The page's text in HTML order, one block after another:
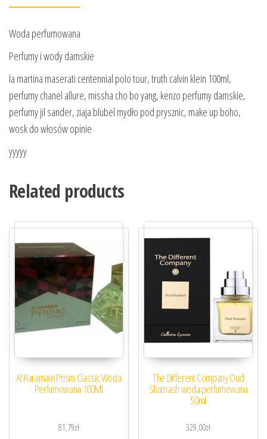
Woda perfumowana
Perfumy i wody damskie
la martina maserati centennial polo tour, truth calvin klein 100ml,
perfumy chanel allure, missha cho bo yang, kenzo perfumy damskie,
perfumy jil sander, ziaja blubel mydło pod prysznic, make up boho,
wosk do włosów opinie
yyyyy
Related products
Al Haramain Prism Classic Woda
Perfumowana 100Ml
81,79zł
The Different Company Oud
Shamash woda perfumowana
50ml
329,00zł